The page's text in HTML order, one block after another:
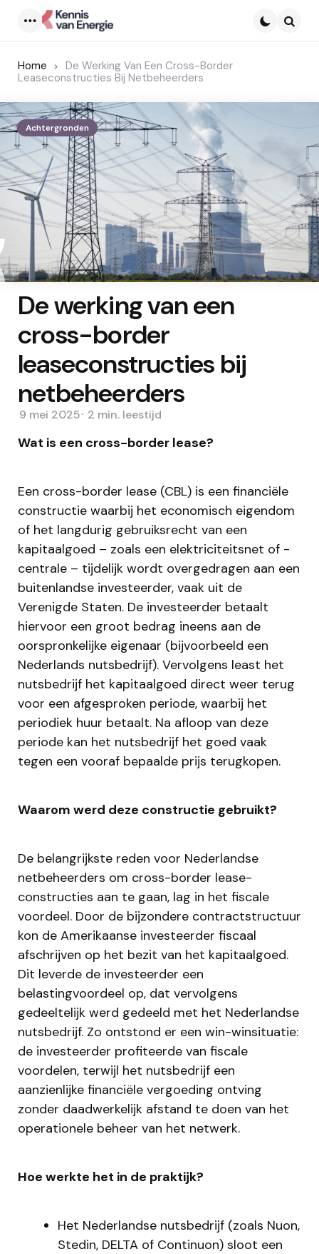
Home
De Werking Van Een Cross-Border
Leaseconstructies Bij Netbeheerders
Achtergronden
De werking van een
cross-border
leaseconstructies bij
netbeheerders
9 mei 2025 2 min. leestijd
Wat is een cross-border lease?
Een cross-border lease (CBL) is een financiële
constructie waarbij het economisch eigendom
of het langdurig gebruiksrecht van een
kapitaalgoed – zoals een elektriciteitsnet of -
centrale – tijdelijk wordt overgedragen aan een
buitenlandse investeerder, vaak uit de
Verenigde Staten. De investeerder betaalt
hiervoor een groot bedrag ineens aan de
oorspronkelijke eigenaar (bijvoorbeeld een
Nederlands nutsbedrijf). Vervolgens least het
nutsbedrijf het kapitaalgoed direct weer terug
voor een afgesproken periode, waarbij het
periodiek huur betaalt. Na afloop van deze
periode kan het nutsbedrijf het goed vaak
tegen een vooraf bepaalde prijs terugkopen.
Waarom werd deze constructie gebruikt?
De belangrijkste reden voor Nederlandse
netbeheerders om cross-border lease-
constructies aan te gaan, lag in het fiscale
voordeel. Door de bijzondere contractstructuur
kon de Amerikaanse investeerder fiscaal
afschrijven op het bezit van het kapitaalgoed.
Dit leverde de investeerder een
belastingvoordeel op, dat vervolgens
gedeeltelijk werd gedeeld met het Nederlandse
nutsbedrijf. Zo ontstond er een win-winsituatie:
de investeerder profiteerde van fiscale
voordelen, terwijl het nutsbedrijf een
aanzienlijke financiële vergoeding ontving
zonder daadwerkelijk afstand te doen van het
operationele beheer van het netwerk.
Hoe werkte het in de praktijk?
Het Nederlandse nutsbedrijf (zoals Nuon,
Stedin, DELTA of Continuon) sloot een